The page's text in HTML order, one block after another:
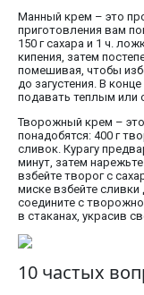
Манный крем – это
приготовления вам
150 г сахара и 1 ч.
кипения, затем
помешивая, чтобы
до загустения. В
подавать теплым или
Творожный крем –
понадобятся: 400 г
сливок. Курагу
минут, затем
взбейте творог с
миске взбейте
соедините с
в стаканах, украсив
10 частых